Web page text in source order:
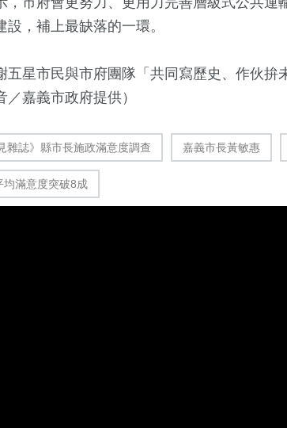
設，補上最缺落的一環。
五星市民與市府團隊「共同寫歷史、作伙拚
／嘉義市政府提供）
雜誌》縣市長施政滿意度調查 嘉義市長黃敏惠
均滿意度突破8成
+
52+
頭條
168+
210+